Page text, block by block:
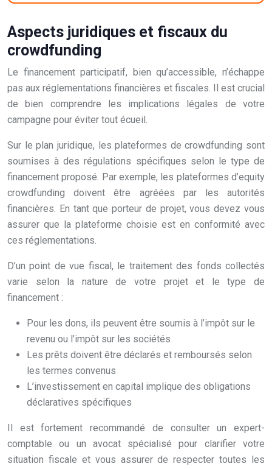
Aspects juridiques et fiscaux du
crowdfunding
Le financement participatif, bien qu’accessible, n’échappe
pas aux réglementations financières et fiscales. Il est crucial
de bien comprendre les implications légales de votre
campagne pour éviter tout écueil.
Sur le plan juridique, les plateformes de crowdfunding sont
soumises à des régulations spécifiques selon le type de
financement proposé. Par exemple, les plateformes d’equity
crowdfunding doivent être agréées par les autorités
financières. En tant que porteur de projet, vous devez vous
assurer que la plateforme choisie est en conformité avec
ces réglementations.
D’un point de vue fiscal, le traitement des fonds collectés
varie selon la nature de votre projet et le type de
financement :
Pour les dons, ils peuvent être soumis à l’impôt sur le
revenu ou l’impôt sur les sociétés
Les prêts doivent être déclarés et remboursés selon
les termes convenus
L’investissement en capital implique des obligations
déclaratives spécifiques
Il est fortement recommandé de consulter un expert-
comptable ou un avocat spécialisé pour clarifier votre
situation fiscale et vous assurer de respecter toutes les